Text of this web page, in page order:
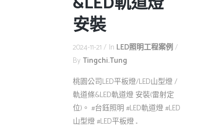
安裝
2024-11-21 In LED照明工程案例
By Tingchi.tung
桃園公司LED平板燈/LED山型燈 /
軌道條&LED軌道燈 安裝(雷射定
位)。 #台鈺照明 #LED軌道燈 #LED
山型燈 #LED平板燈 ...